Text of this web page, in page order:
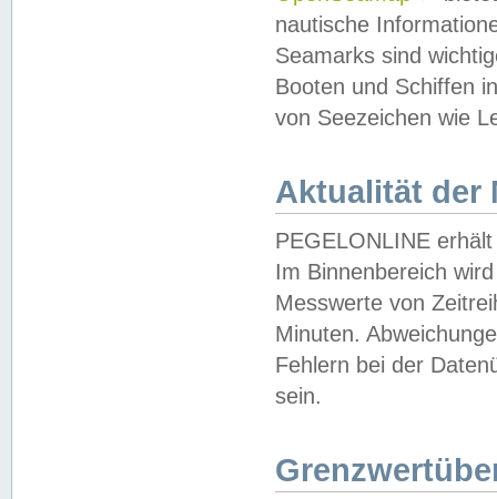
nautische
Seamarks sind
Booten und Schiffen
von Seezeichen wie
Aktualität der
PEGELONLINE
Im Binnenbereich
Messwerte von
Minuten.
Fehlern bei der
sein.